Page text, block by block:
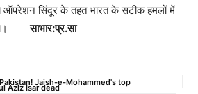
ऑपरेशन सिंदूर के तहत भारत के सटीक हमलों में
था।साभार:प्र.सा
Jaish-e-Mohammed's top
Aziz Isar dead